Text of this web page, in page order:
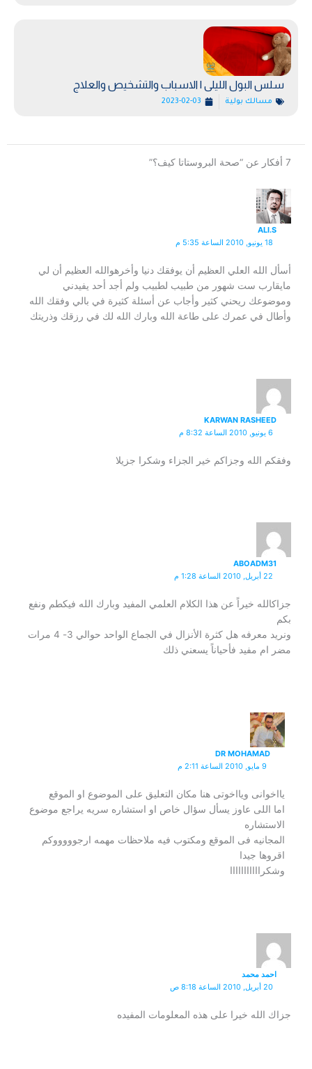
سلس البول الليلى | الاسباب والتشخيص والعلاج
مسالك بولية 2023-02-03
7 أفكار عن “صحة البروستاتا كيف؟”
ALI.S
18 يونيو, 2010 الساعة 5:35 م
أسأل الله العلي العظيم أن يوفقك دنيا وأخرهوالله العظيم أن لي
مايقارب ست شهور من طبيب لطبيب ولم أجد أحد يفيدني
وموضوعك ريحني كثير وأجاب عن أسئلة كثيرة في بالي وفقك الله
وأطال في عمرك على طاعة الله وبارك الله لك في رزقك وذريتك
KARWAN RASHEED
6 يونيو, 2010 الساعة 8:32 م
وفقكم الله وجزاكم خير الجزاء وشكرا جزيلا
ABOADM31
22 أبريل, 2010 الساعة 1:28 م
جزاكالله خيراً عن هذا الكلام العلمي المفيد وبارك الله فيكطم ونفع
بكم
ونريد معرفه هل كثرة الأنزال في الجماع الواحد حوالي 3- 4 مرات
مضر ام مفيد فأحياناً يسعني ذلك
DR MOHAMAD
9 مايو, 2010 الساعة 2:11 م
يااخوانى ويااخوتى هنا مكان التعليق على الموضوع او الموقع
اما اللى عاوز يسأل سؤال خاص او استشاره سريه يراجع موضوع
الاستشاره
المجانيه فى الموقع ومكتوب فيه ملاحظات مهمه ارجوووووكم
اقروها جيدا
وشكرااااااااااا
احمد محمد
20 أبريل, 2010 الساعة 8:18 ص
جزاك الله خيرا على هذه المعلومات المفيده